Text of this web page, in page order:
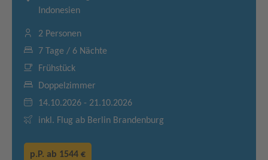
Indonesien
2 Personen
7 Tage / 6 Nächte
Frühstück
Doppelzimmer
14.10.2026 - 21.10.2026
inkl. Flug ab Berlin Brandenburg
p.P. ab 1544 €